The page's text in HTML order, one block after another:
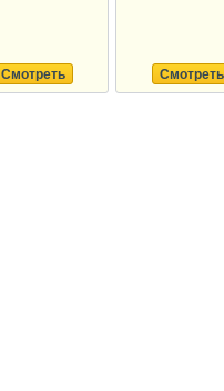
Смотреть Смотреть